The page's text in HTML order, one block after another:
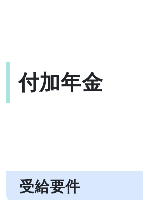
付加年金
受給要件